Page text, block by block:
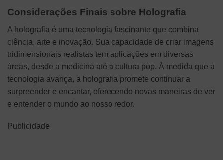
Considerações Finais sobre Holografia
A holografia é uma tecnologia fascinante que combina
ciência, arte e inovação. Sua capacidade de criar imagens
tridimensionais realistas tem aplicações em diversas
áreas, desde a medicina até a cultura pop. À medida que a
tecnologia avança, a holografia promete continuar a
surpreender e encantar, oferecendo novas maneiras de ver
e entender o mundo ao nosso redor.
Publicidade